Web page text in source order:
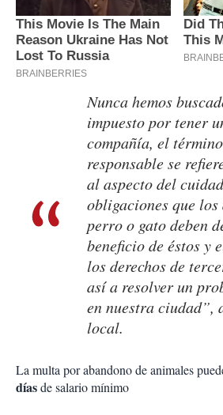
Nunca hemos
impuesto por tener
compañía, el
responsable se
al aspecto del
obligaciones que los
perro o gato deben
beneficio de éstos y
los derechos de
así a resolver un
en nuestra ciudad”,
local.
La multa por abandono de animales
díasde salario mínimo